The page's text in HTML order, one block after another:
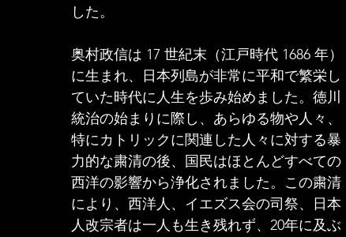
した。
奥村政信は 17 世紀末（江戸時代 1686 年）
に生まれ、日本列島が非常に平和で繁栄し
ていた時代に人生を歩み始めました。徳川
統治の始まりに際し、あらゆる物や人々、
特にカトリックに関連した人々に対する暴
力的な粛清の後、国民はほとんどすべての
西洋の影響から浄化されました。この粛清
により、西洋人、イエズス会の司祭、日本
人改宗者は一人も生き残れず、20年に及ぶ